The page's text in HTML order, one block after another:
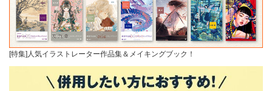
[特集]人気イラストレーター作品集＆メイキングブック！